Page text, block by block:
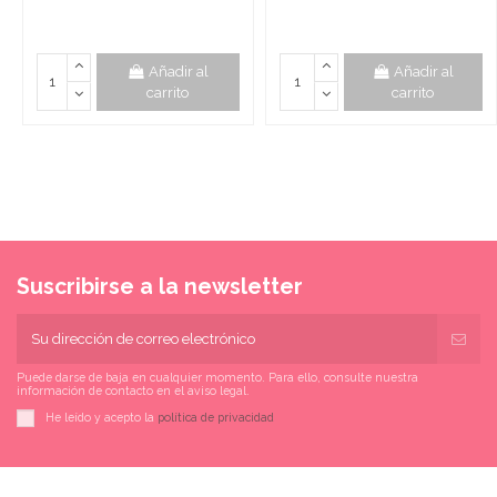
Añadir al
carrito
Añadir al
carrito
Suscribirse a la newsletter
Puede darse de baja en cualquier momento. Para ello, consulte nuestra
información de contacto en el aviso legal.
He leído y acepto la política de privacidad